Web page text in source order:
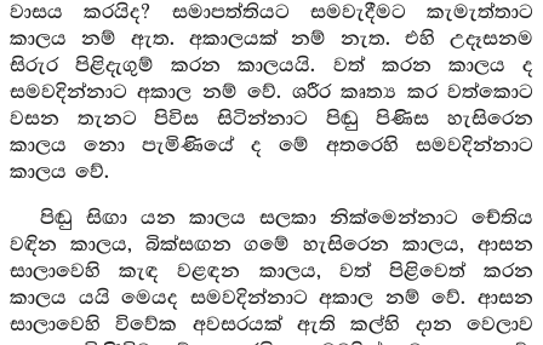
වාසය කරයිද? සමාපත්තියට සමවැදීමට කැමැත්තාට
කාලය නම් ඇත. අකාලයක් නම් නැත. එහි උදෑසනම
සිරුර පිළිදැගුම් කරන කාලයයි. වත් කරන කාලය ද
සමවදින්නාට අකාල නම් වේ. ශරීර කෘත්‍ය කර වත්කොට
වසන තැනට පිවිස සිටින්නාට පිඬු පිණිස හැසිරෙන
කාලය නො පැමිණියේ ද මේ අතරෙහි සමවදින්නාට
කාලය වේ.
පිඬු සිඟා යන කාලය සලකා නික්මෙන්නාට චේතිය
වඳින කාලය, බික්සඟන ගමේ හැසිරෙන කාලය, ආසන
සාලාවෙහි කැඳ වළඳන කාලය, වත් පිළිවෙත් කරන
කාලය යයි මෙයද සමවදින්නාට අකාල නම් වේ. ආසන
සාලාවෙහි විවේක අවසරයක් ඇති කල්හි දාන වෙලාව